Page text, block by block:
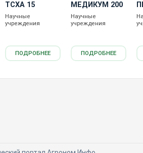
ТСХА 15
Научные
учреждения
ПОДРОБНЕЕ
МЕДИКУМ 200
Научные
учреждения
ПОДРОБНЕЕ